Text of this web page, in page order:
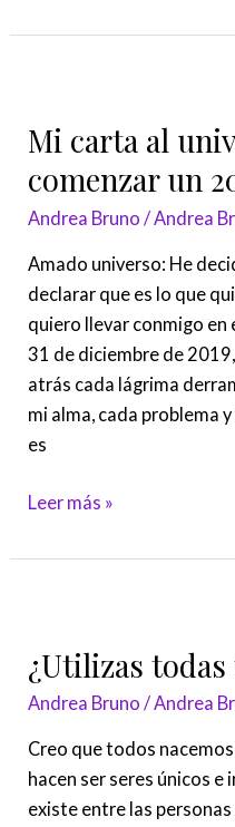
Mi carta al
comenzar un
Andrea Bruno / Andrea
Amado universo: He
declarar que es lo que
quiero llevar conmigo en
31 de diciembre de
atrás cada lágrima
mi alma, cada problema
es
al
para
comenzar
un
2020
maravilloso
Leer más »
¿Utilizas
Andrea Bruno /Andrea
Creo que todos
hacen ser seres únicos
existe entre las
tus
habilidades?